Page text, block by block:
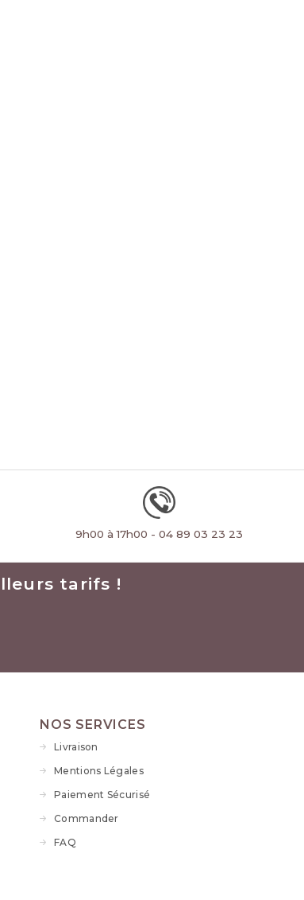
9h00 à 17h00 - 04 89 03 23 23
tarifs !
NOS SERVICES
Livraison
Mentions Légales
Paiement Sécurisé
Commander
FAQ